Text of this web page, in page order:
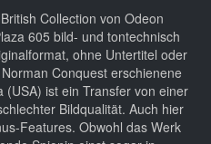
Collection von Odeon
605 bild- und tontechnisch
ohne Untertitel oder
Conquest erschienene
(USA) ist ein Transfer von einer
Bildqualität. Auch hier
Features. Obwohl das Werk